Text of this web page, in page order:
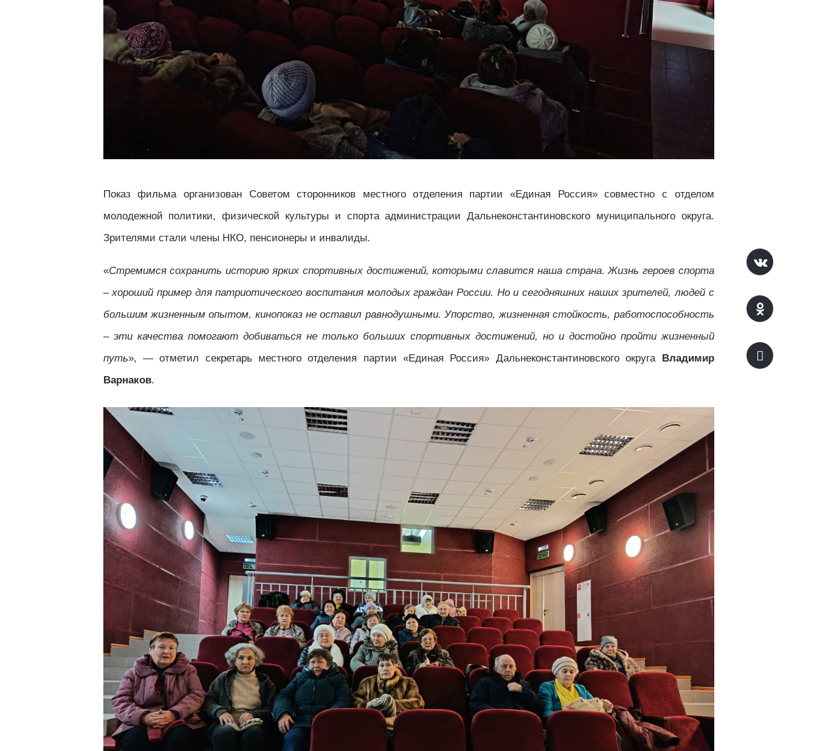
Показ фильма организован Советом сторонников местного отделения партии «Единая Россия» совместно с отделом
молодежной политики, физической культуры и спорта администрации Дальнеконстантиновского муниципального округа.
Зрителями стали члены НКО, пенсионеры и инвалиды.
«Стремимся сохранить историю ярких спортивных достижений, которыми славится наша страна. Жизнь героев спорта
– хороший пример для патриотического воспитания молодых граждан России. Но и сегодняшних наших зрителей, людей с
большим жизненным опытом, кинопоказ не оставил равнодушными. Упорство, жизненная стойкость, работоспособность
– эти качества помогают добиваться не только больших спортивных достижений, но и достойно пройти жизненный
путь», — отметил секретарь местного отделения партии «Единая Россия» Дальнеконстантиновского округа Владимир
Варнаков.